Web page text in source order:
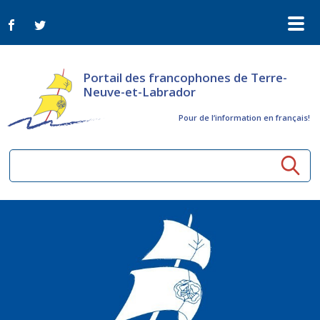
Portail des francophones de Terre-
Neuve-et-Labrador
Pour de l‘information en français!
Ressources communautaires
Activités à distance
Appels d'offres du secteur culturel
Plan de Développement Global
Bulletin Le FrancoTNL